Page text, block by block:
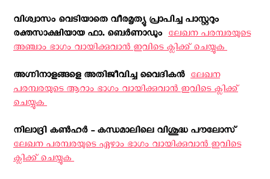
വിശ്വാസം വെടിയാതെ വീരമൃത്യു പ്രാപിച്ച പാസ്റ്ററും
രക്തസാക്ഷിയായ ഫാ. ബെര്‍ണാഡും ‍ ലേഖന പരമ്പരയുടെ
അഞ്ചാം ഭാഗം വായിക്കുവാന്‍ ഇവിടെ ക്ലിക്ക് ചെയ്യുക ‍
അഗ്നിനാളങ്ങളെ അതിജീവിച്ച വൈദികൻ ‍ ലേഖന
പരമ്പരയുടെ ആറാം ഭാഗം വായിക്കുവാന്‍ ഇവിടെ ക്ലിക്ക്
ചെയ്യുക ‍
നിലാദ്രി കൺഹർ - കന്ധമാലിലെ വിശുദ്ധ പൗലോസ് ‍
ലേഖന പരമ്പരയുടെ ഏഴാം ഭാഗം വായിക്കുവാന്‍ ഇവിടെ
ക്ലിക്ക് ചെയ്യുക ‍